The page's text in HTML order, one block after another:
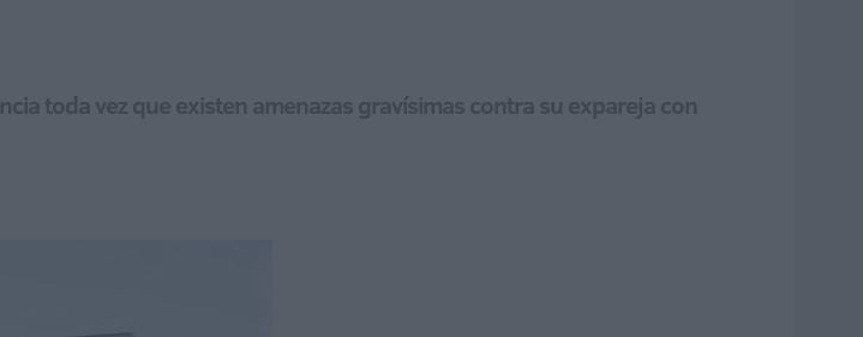
toda vez que existen amenazas gravísimas contra su expareja con